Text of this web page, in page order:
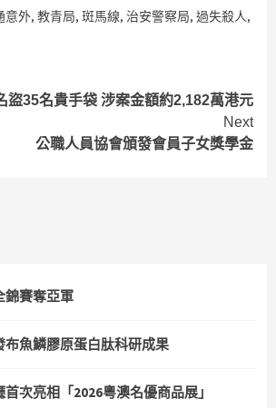
意外, 教青局, 斑馬線, 治安警察局, 過失殺人,
盜35名貴手袋 涉案金額約2,182萬港元
Next
公職人員協會頒發會員子女獎學金
錦賽奪亞軍
布魚鱗膠原蛋白肽科研成果
次亮相「2026粵澳名優商品展」